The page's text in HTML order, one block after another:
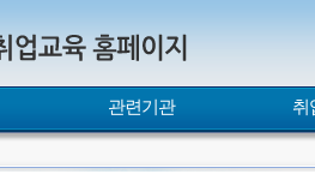
관련기관 취